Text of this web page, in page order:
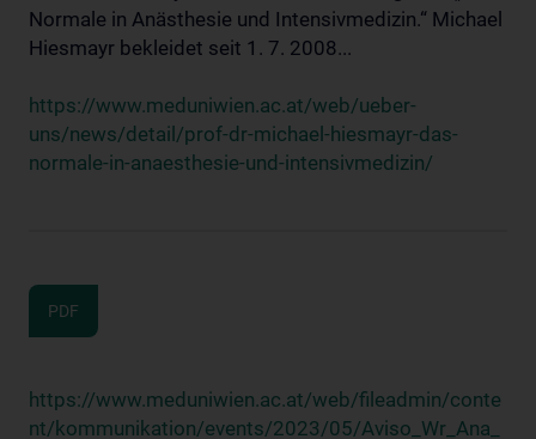
Normale in Anästhesie und Intensivmedizin.“ Michael
Hiesmayr bekleidet seit 1. 7. 2008...
https://www.meduniwien.ac.at/web/ueber-
uns/news/detail/prof-dr-michael-hiesmayr-das-
normale-in-anaesthesie-und-intensivmedizin/
PDF
https://www.meduniwien.ac.at/web/fileadmin/conte
nt/kommunikation/events/2023/05/Aviso_Wr_Ana_